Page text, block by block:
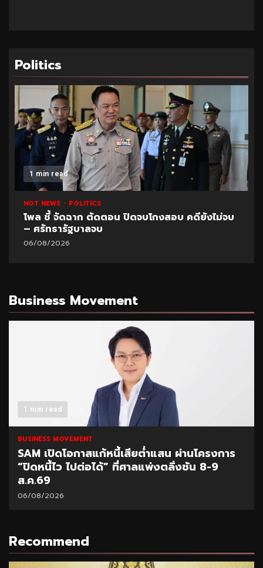
Politics
1 min read
HOT NEWS POLITICS
โพล ชี้ จัดฉาก ตัดตอน ปิดจบโกงสอบ คดียังไม่จบ
– ศรัทธารัฐบาลจบ
06/08/2026
Business Movement
1 min read
BUSINESS MOVEMENT
SAM เปิดโอกาสแก้หนี้เสียต่ำแสน ผ่านโครงการ
“ปิดหนี้ไว ไปต่อได้” ที่ศาลแพ่งตลิ่งชัน 8-9
ส.ค.69
06/08/2026
Recommend